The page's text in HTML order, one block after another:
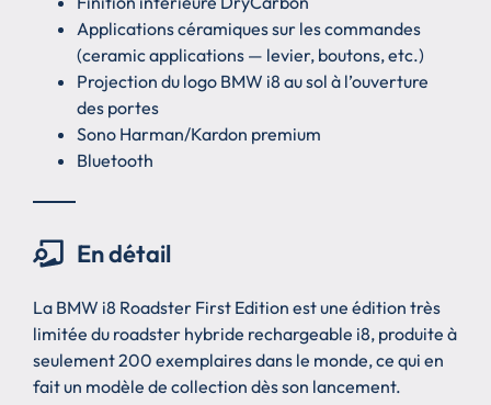
Applications céramiques sur les commandes
(ceramic applications — levier, boutons, etc.)
Projection du logo BMW i8 au sol à l’ouverture
des portes
Sono Harman/Kardon premium
Bluetooth
En détail
La BMW i8 Roadster First Edition est une édition très
limitée du roadster hybride rechargeable i8, produite à
seulement 200 exemplaires dans le monde, ce qui en
fait un modèle de collection dès son lancement.